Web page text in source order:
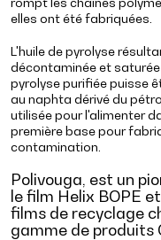
elles ont été fabriquées.
L'huile de pyrolyse
décontaminée et
pyrolyse purifiée puisse
au naphta dérivé du
utilisée pour l'alimenter
première base pour
contamination.
Polivouga, est un
le film Helix BOPE
films de recyclage
gamme de produits